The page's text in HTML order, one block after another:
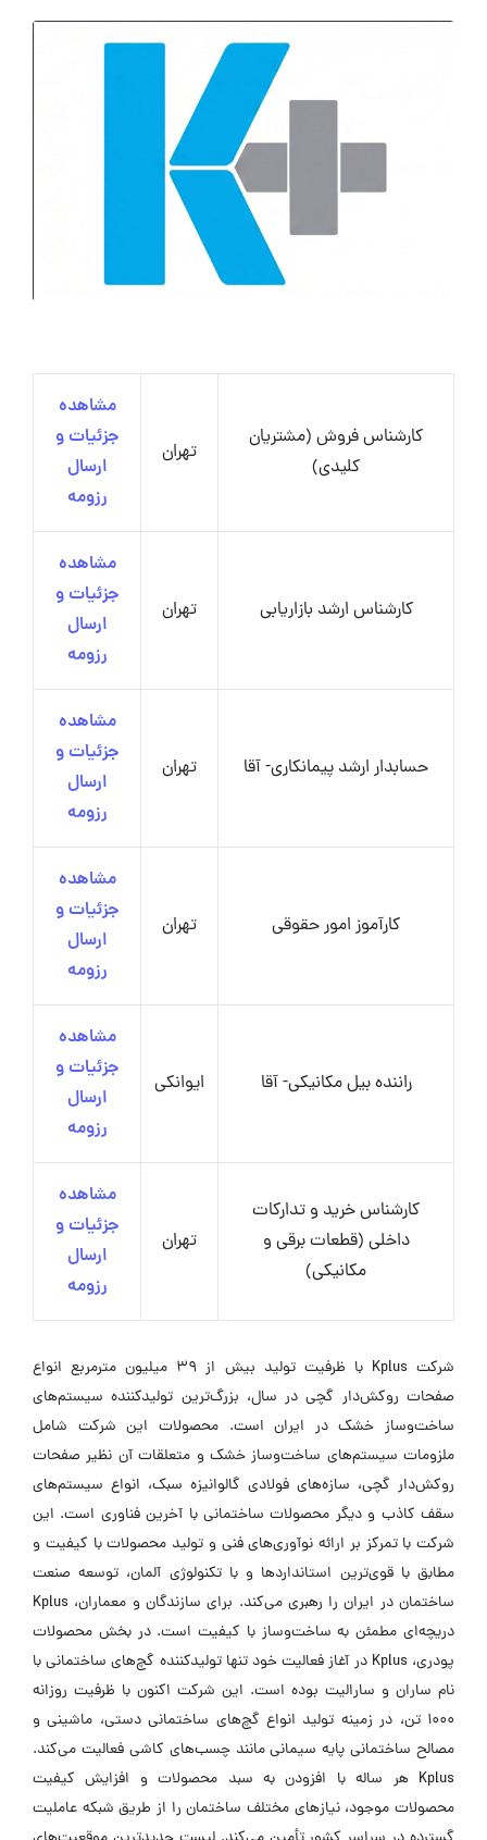
کارشناس فروش (مشتریان
کلیدی)
تهران
مشاهده
جزئیات و
ارسال
رزومه
کارشناس ارشد بازاریابی تهران
مشاهده
جزئیات و
ارسال
رزومه
حسابدار ارشد پیمانکاری- آقا تهران
مشاهده
جزئیات و
ارسال
رزومه
کارآموز امور حقوقی تهران
مشاهده
جزئیات و
ارسال
رزومه
راننده بیل مکانیکی- آقا ایوانکی
مشاهده
جزئیات و
ارسال
رزومه
کارشناس خرید و تدارکات
داخلی (قطعات برقی و
مکانیکی)
تهران
مشاهده
جزئیات و
ارسال
رزومه
شرکت Kplus با ظرفیت تولید بیش از 39 میلیون مترمربع انواع
صفحات روکش‌دار گچی در سال، بزرگ‌ترین تولیدکننده سیستم‌های
ساخت‌وساز خشک در ایران است. محصولات این شرکت شامل
ملزومات سیستم‌های ساخت‌وساز خشک و متعلقات آن نظیر صفحات
روکش‌دار گچی، سازه‌های فولادی گالوانیزه سبک، انواع سیستم‌های
سقف کاذب و دیگر محصولات ساختمانی با آخرین فناوری است. این
شرکت با تمرکز بر ارائه نوآوری‌های فنی و تولید محصولات با کیفیت و
مطابق با قوی‌ترین استانداردها و با تکنولوژی آلمان، توسعه صنعت
ساختمان در ایران را رهبری می‌کند. برای سازندگان و معماران، Kplus
دریچه‌ای مطمئن به ساخت‌وساز با کیفیت است. در بخش محصولات
پودری، Kplus در آغاز فعالیت خود تنها تولیدکننده گچ‌های ساختمانی با
نام ساران و سارالیت بوده است. این شرکت اکنون با ظرفیت روزانه
1000 تن، در زمینه تولید انواع گچ‌های ساختمانی دستی، ماشینی و
مصالح ساختمانی پایه سیمانی مانند چسب‌های کاشی فعالیت می‌کند.
Kplus هر ساله با افزودن به سبد محصولات و افزایش کیفیت
محصولات موجود، نیازهای مختلف ساختمان را از طریق شبکه عاملیت